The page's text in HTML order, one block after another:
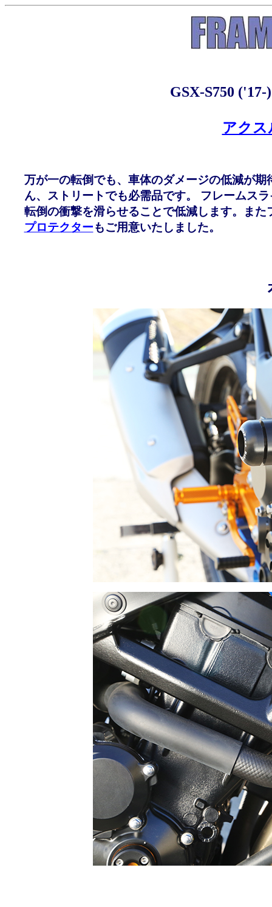
GSX-S750
アクス
万が一の転倒でも、車体のダメージの低減が
ん、ストリートでも必需品です。 フレームス
転倒の衝撃を滑らせることで低減します。ま
プロテクターもご用意いたしました。